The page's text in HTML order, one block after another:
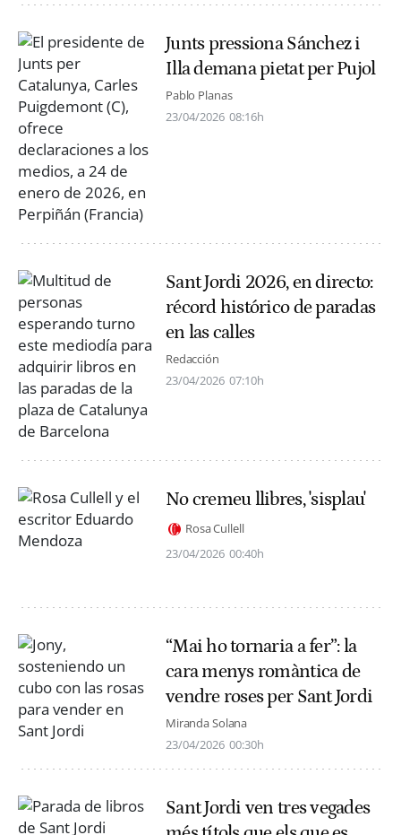
Junts pressiona Sánchez i
Illa demana pietat per Pujol
Pablo Planas
23/04/2026 08:16h
Sant Jordi 2026, en directo:
récord histórico de paradas
en las calles
Redacción
23/04/2026 07:10h
No cremeu llibres, 'sisplau'
Rosa Cullell
23/04/2026 00:40h
“Mai ho tornaria a fer”: la
cara menys romàntica de
vendre roses per Sant Jordi
Miranda Solana
23/04/2026 00:30h
Sant Jordi ven tres vegades